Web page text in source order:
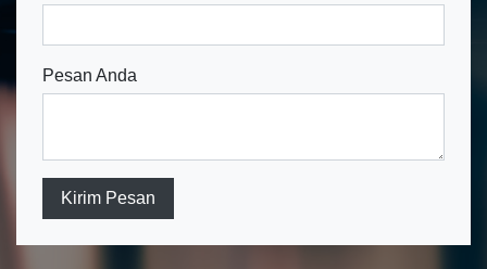
Pesan Anda
Kirim Pesan